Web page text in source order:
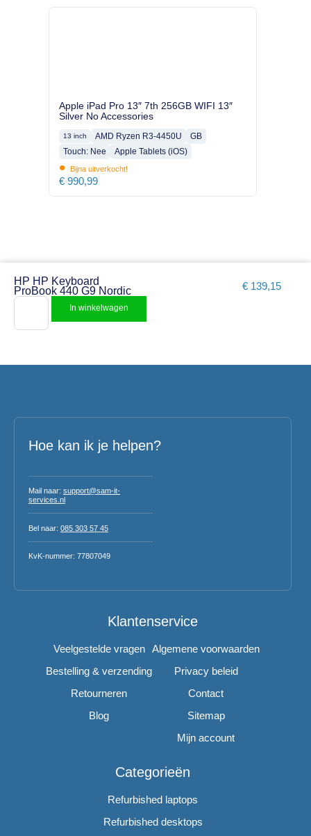
Apple iPad Pro 13″ 7th 256GB WIFI 13″
Silver No Accessories
13 inch AMD Ryzen R3-4450U
GB
Touch: Nee
Apple Tablets (iOS)
• Bijna uitverkocht!
€ 990,99
HP HP Keyboard
ProBook 440 G9 Nordic
€ 139,15
In winkelwagen
Hoe kan ik je helpen?
Mail naar: support@sam-it-
services.nl
Bel naar: 085 303 57 45
KvK-nummer: 77807049
Klantenservice
Veelgestelde vragen
Bestelling & verzending
Retourneren
Blog
Algemene voorwaarden
Privacy beleid
Contact
Sitemap
Mijn account
Categorieën
Refurbished laptops
Refurbished desktops